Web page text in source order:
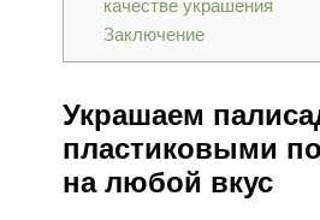
качестве украшения
Заключение
Украшаем
пластиковыми
на любой вкус